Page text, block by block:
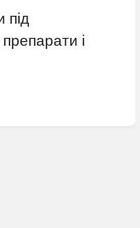
під
і